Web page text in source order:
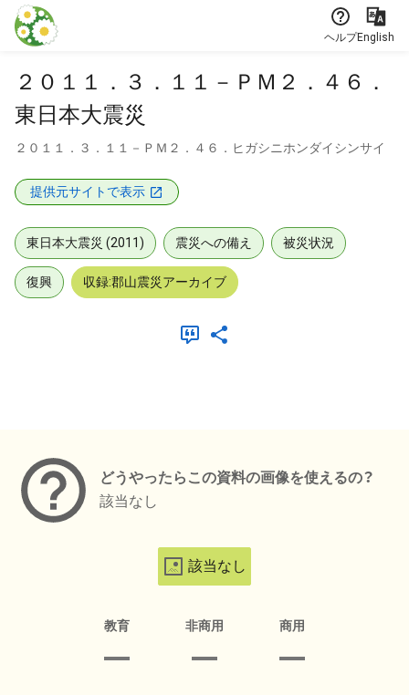
本文に飛ぶ
ヘルプEnglish
２０１１．３．１１－ＰＭ２．４６．
東日本大震災
２０１１．３．１１－ＰＭ２．４６．ヒガシニホンダイシンサイ
提供元サイトで表示
東日本大震災 (2011) 震災への備え 被災状況
復興 収録:郡山震災アーカイブ
どうやったらこの資料の画像を使えるの？
該当なし
該当なし
教育 非商用 商用